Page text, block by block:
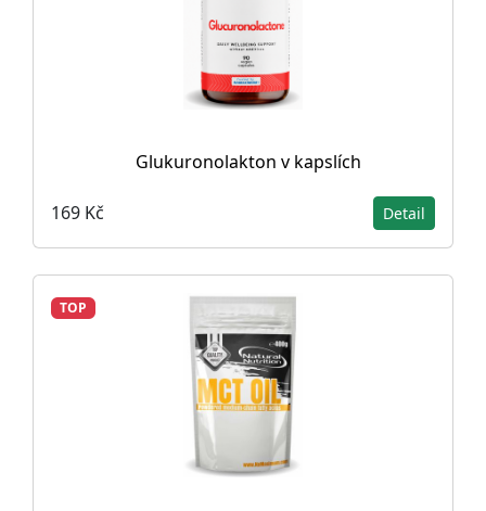
Glukuronolakton v kapslích
169 Kč Detail
TOP